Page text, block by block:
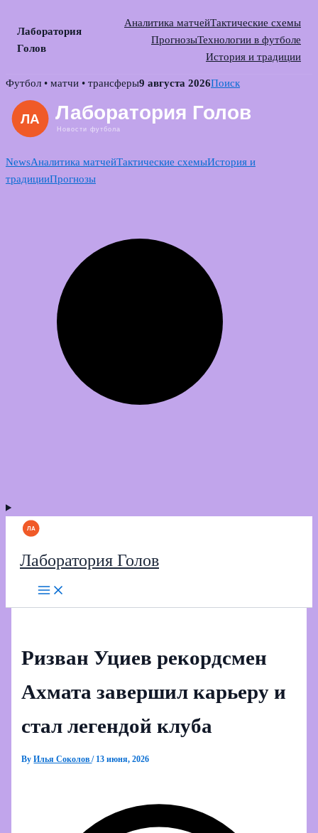
Лаборатория
Голов
Аналитика матчейТактические схемы
ПрогнозыТехнологии в футболе
История и традиции
Skip
content
Футбол • матчи • трансферы9 августа 2026Поиск
NewsАналитика матчейТактические схемыИстория и
традицииПрогнозы
Лаборатория Голов
Ризван Уциев рекордсмен
Ахмата завершил карьеру и
стал легендой клуба
ByИлья Соколов/ 13 июня, 2026